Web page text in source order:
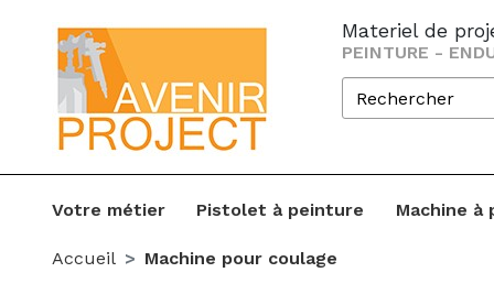
Materiel de
PEINTURE -
Votre métier Pistolet à peinture Machine à
Accueil Machine pour coulage